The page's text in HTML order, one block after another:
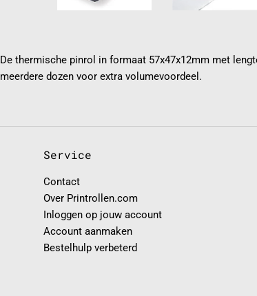
De thermische pinrol in formaat 57x47x12mm met
meerdere dozen voor extra volumevoordeel.
Service
Contact
Over Printrollen.com
Inloggen op jouw account
Account aanmaken
Bestelhulp verbeterd